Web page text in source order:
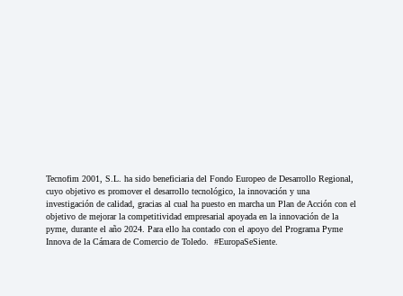
Tecnofim 2001, S.L. ha sido beneficiaria del Fondo Europeo de Desarrollo Regional,
cuyo objetivo es promover el desarrollo tecnológico, la innovación y una
investigación de calidad, gracias al cual ha puesto en marcha un Plan de Acción con el
objetivo de mejorar la competitividad empresarial apoyada en la innovación de la
pyme, durante el año 2024. Para ello ha contado con el apoyo del Programa Pyme
Innova de la Cámara de Comercio de Toledo. #EuropaSeSiente.